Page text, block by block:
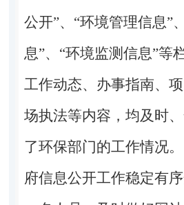
公开”、“环境管理信息”
息”、“环境监测信息”等
工作动态、办事指南、
场执法等内容，均及时
了环保部门的工作情况
府信息公开工作稳定有